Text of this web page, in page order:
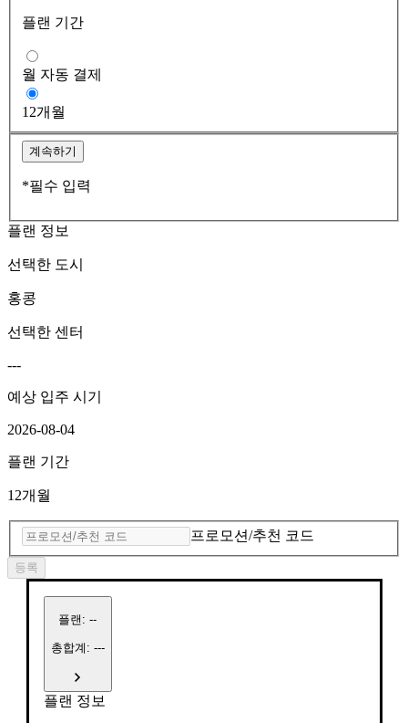
플랜 기간
월 자동 결제
12개월
계속하기
*필수 입력
플랜 정보
선택한 도시
홍콩
선택한 센터
---
예상 입주 시기
2026-08-04
플랜 기간
12개월
프로모션/추천 코드
등록
플랜 : --
총합계: ---
플랜 정보